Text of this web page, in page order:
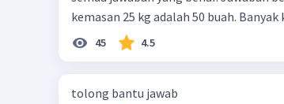
kemasan 25 kg adalah 50 buah.
buah. Total berat beras dalam
beras kemasan 25 kg dan 50 kg dalam
Rp14.000, berapakah biaya angkut
45 4.5
tolong bantu jawab